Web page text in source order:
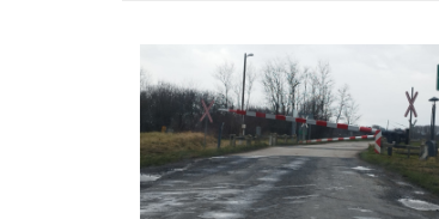
BELÉPÉS
REGISZTRÁCIÓ